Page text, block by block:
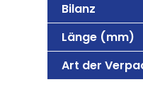
Bilanz
Länge (mm)
Art der